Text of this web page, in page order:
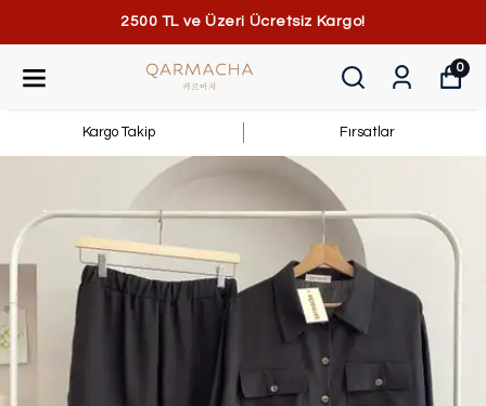
2500 TL ve Üzeri Ücretsiz Kargo!
0
Kargo Takip Fırsatlar